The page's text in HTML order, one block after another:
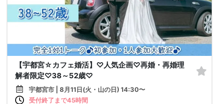
【宇都宮☆カフェ婚活】♡人気企画♡再婚・再婚理
解者限定♡38～52歳♡
宇都宮市 | 8月11日(火・山の日) 14:30〜
受付終了まで45時間